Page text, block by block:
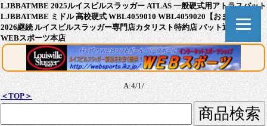
LJBBATMBE 2025ルイスビルスラッガー ATLAS 一般硬式用アトラスバット
LJBBATMBE ミドル 高校硬式 WBL4059010 WBL4059020【おまけ付き】
2026継続 ルイスビルスラッガー専門店カタリスト特約店 バット通販なら
WEBスポーツ本店
A:4/1/
＜TOP＞